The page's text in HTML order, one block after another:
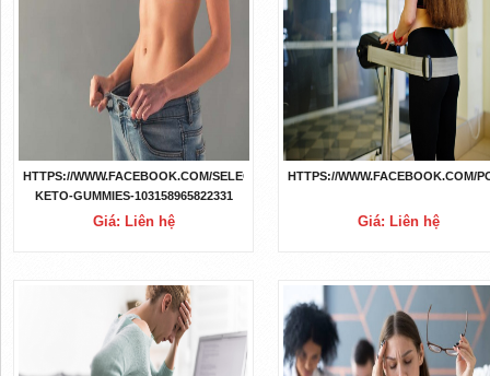
HTTPS://WWW.FACEBOOK.COM/SELECT-
KETO-GUMMIES-103158965822331
Giá: Liên hệ
HTTPS://WWW.FACEBOOK.COM/
Giá: Liên hệ